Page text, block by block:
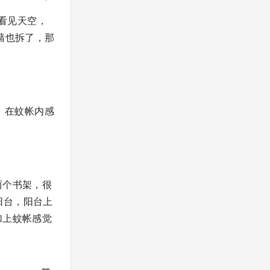
天空，
拆了，那
在蚊帐内感
书架，很
，阳台上
蚊帐感觉